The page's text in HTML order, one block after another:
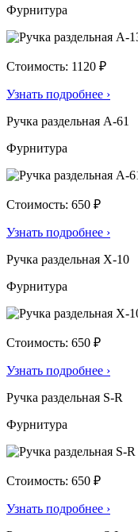
Фурнитура
Стоимость: 1120 ₽
Узнать подробнее ›
Ручка раздельная А-61
Фурнитура
Стоимость: 650 ₽
Узнать подробнее ›
Ручка раздельная X-10
Фурнитура
Стоимость: 650 ₽
Узнать подробнее ›
Ручка раздельная S-R
Фурнитура
Стоимость: 650 ₽
Узнать подробнее ›